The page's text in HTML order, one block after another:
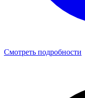
Смотреть подробности